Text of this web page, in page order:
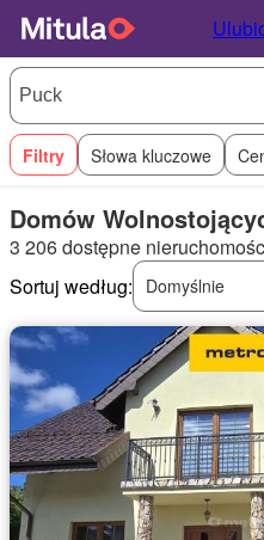
Filtry Słowa kluczowe
Domów
3 206 dostępne
Sortuj według:
Domyślnie